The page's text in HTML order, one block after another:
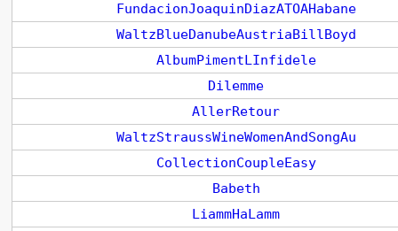
FundacionJoaquinDiazATOAHabane
WaltzBlueDanubeAustriaBillBoyd
AlbumPimentLInfidele
Dilemme
AllerRetour
WaltzStraussWineWomenAndSongAu
CollectionCoupleEasy
Babeth
LiammHaLamm